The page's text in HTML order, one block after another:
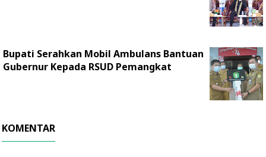
Bupati Serahkan Mobil Ambulans Bantuan
Gubernur Kepada RSUD Pemangkat
KOMENTAR